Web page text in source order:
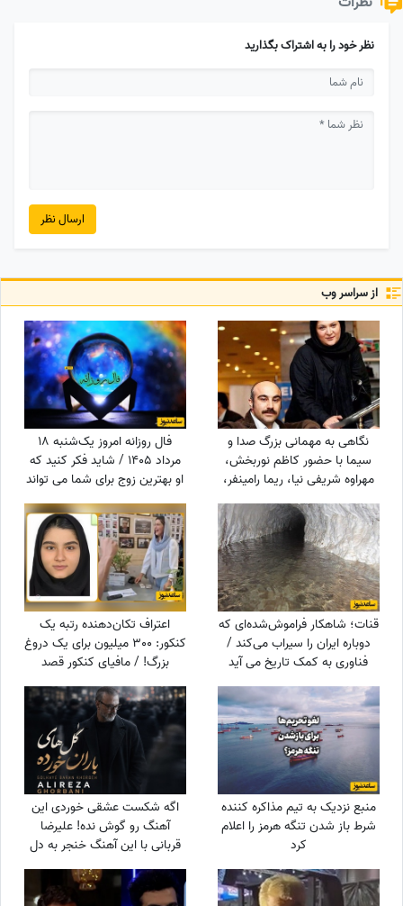
نظر خود را به اشتراک بگذارید
ارسال نظر
از سراسر وب
نگاهی به مهمانی بزرگ صدا و
سیما با حضور کاظم نوربخش،
مهراوه شریفی نیا، ریما رامینفر،
هوتن شکیبا، نرگس محمدی،
داریوش ارجمند و.../ اسطوره
های طنز کشور در یک قاب
فال روزانه امروز یک‌شنبه 18
مرداد 1405 / شاید فکر کنید که
او بهترین زوج برای شما می تواند
باشد، اما ...
قنات؛ شاهکار فراموش‌شده‌ای که
دوباره ایران را سیراب می‌کند /
فناوری به کمک تاریخ می آید
اعتراف تکان‌دهنده رتبه یک
کنکور: 300 میلیون برای یک دروغ
بزرگ! / مافیای کنکور قصد
داشت...
منبع نزدیک به تیم مذاکره کننده
شرط باز شدن تنگه هرمز را اعلام
کرد
اگه شکست عشقی خوردی این
آهنگ رو گوش نده! علیرضا
قربانی با این آهنگ خنجر به دل
همه زد/ دانلود آهنگ «گل‌های
باران خورده» علیرضا قربانی/ رفتی